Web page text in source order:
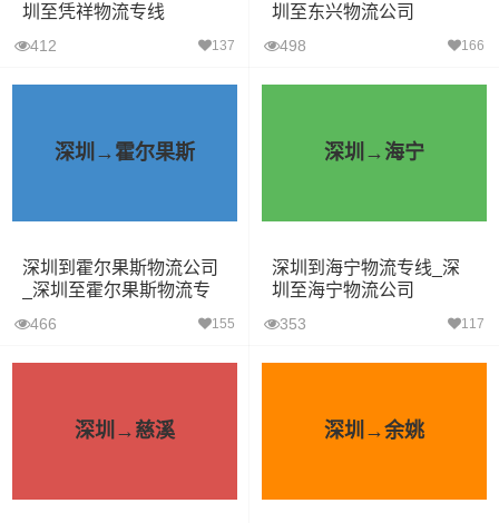
圳至凭祥物流专线
412 137
圳至东兴物流公司
498 166
深圳→霍尔果斯
深圳到霍尔果斯物流公司
_深圳至霍尔果斯物流专
466 155
深圳→海宁
深圳到海宁物流专线_深
圳至海宁物流公司
353 117
深圳→慈溪 深圳→余姚